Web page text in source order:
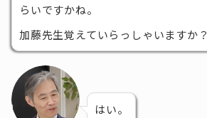
らいですかね。
加藤先生覚えていらっしゃいますか？
はい。